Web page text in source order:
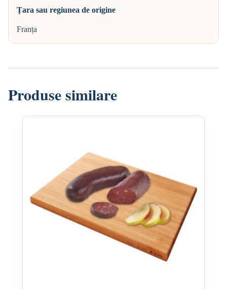
Țara sau regiunea de origine
Franța
Produse similare